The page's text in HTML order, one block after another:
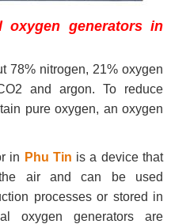
oxygen generators in
78% nitrogen, 21% oxygen
and argon. To reduce
pure oxygen, an oxygen
in Phu Tin is a device that
air and can be used
processes or stored in
oxygen generators are